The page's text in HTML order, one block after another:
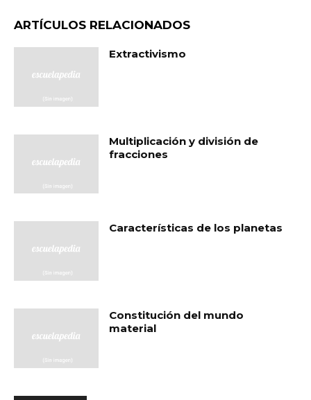
ARTÍCULOS RELACIONADOS
Extractivismo
Multiplicación y división de
fracciones
Características de los planetas
Constitución del mundo
material